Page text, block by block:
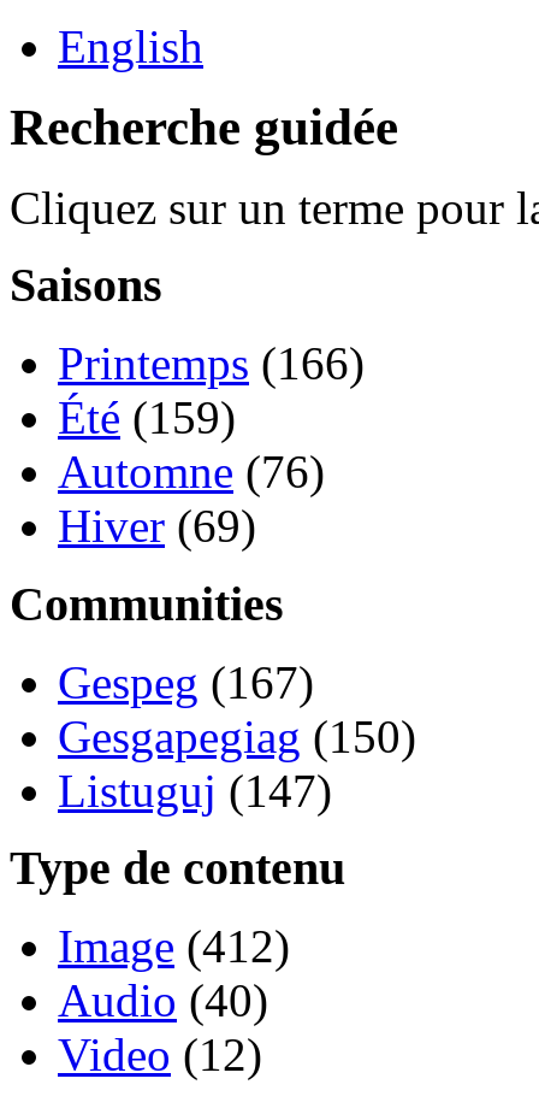
English
Recherche guidée
Cliquez sur un terme pour
Saisons
Printemps (166)
Été (159)
Automne (76)
Hiver (69)
Communities
Gespeg (167)
Gesgapegiag (150)
Listuguj (147)
Type de contenu
Image (412)
Audio (40)
Video (12)